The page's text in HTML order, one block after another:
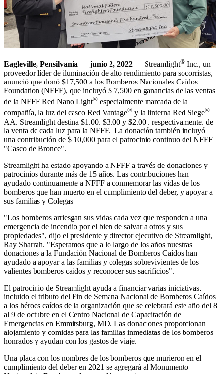
Eagleville, Pensilvania — junio 2, 2022 — Streamlight® Inc., un
proveedor líder de iluminación de alto rendimiento para socorristas,
anunció que donó $17,500 a los Bomberos Nacionales Caídos
Foundation (NFFF), que incluyó $ 7,500 en ganancias de las ventas
de la NFFF Red Nano Light® especialmente marcada de la
compañía, la luz del casco Red Vantage® y la linterna Red Siege®
AA. Streamlight destina $1.00, $3.00 y $2.00 , respectivamente, de
la venta de cada luz para la NFFF. La donación también incluyó
una contribución de $ 10,000 para el patrocinio continuo del NFFF
"Casco de Bronce".
Streamlight ha estado apoyando a NFFF a través de donaciones y
patrocinios durante más de 15 años. Las contribuciones han
ayudado continuamente a NFFF a conmemorar las vidas de los
bomberos que han muerto en el cumplimiento del deber, y apoyar a
sus familias y Colegas.
"Los bomberos arriesgan sus vidas cada vez que responden a una
emergencia de incendio por el bien de salvar a otros y sus
propiedades", dijo el presidente y director ejecutivo de Streamlight,
Ray Sharrah. "Esperamos que a lo largo de los años nuestras
donaciones a la Fundación Nacional de Bomberos Caídos han
ayudado a apoyar a las familias y colegas sobrevivientes de los
valientes bomberos caídos y reconocer sus sacrificios".
El patrocinio de Streamlight ayuda a financiar varias iniciativas,
incluido el tributo del Fin de Semana Nacional de Bomberos Caídos
a los héroes caídos de la organización que se celebrará este año del 8
al 9 de octubre en el Centro Nacional de Capacitación de
Emergencias en Emmitsburg, MD. Las donaciones proporcionan
alojamiento y comidas para las familias inmediatas de los bomberos
honrados y ayudan con los gastos de viaje.
Una placa con los nombres de los bomberos que murieron en el
cumplimiento del deber en 2021 se agregará al Monumento